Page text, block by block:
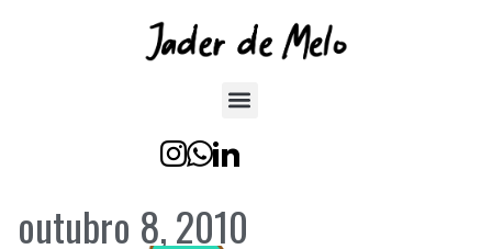
outubro 8, 2010